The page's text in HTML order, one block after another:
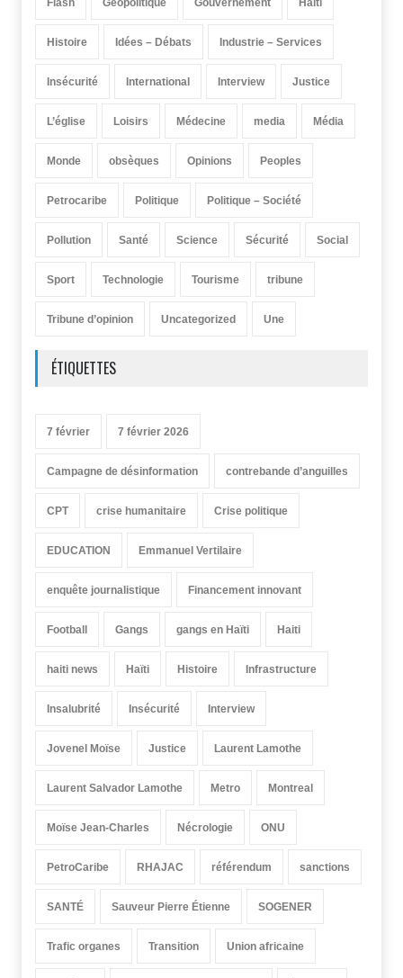
Histoire Idées – Débats Industrie – Services
Insécurité International Interview Justice
L’église Loisirs Médecine media Média
Monde obsèques Opinions Peoples
Petrocaribe Politique Politique – Société
Pollution Santé Science Sécurité Social
Sport Technologie Tourisme tribune
Tribune d’opinion Uncategorized Une
ÉTIQUETTES
7 février 7 février 2026
Campagne de désinformation contrebande d’anguilles
CPT crise humanitaire Crise politique
EDUCATION Emmanuel Vertilaire
enquête journalistique Financement innovant
Football Gangs gangs en Haïti Haiti
haiti news Haïti Histoire Infrastructure
Insalubrité Insécurité Interview
Jovenel Moïse Justice Laurent Lamothe
Laurent Salvador Lamothe Metro Montreal
Moïse Jean-Charles Nécrologie ONU
PetroCaribe RHAJAC référendum sanctions
SANTÉ Sauveur Pierre Étienne SOGENER
Trafic organes Transition Union africaine